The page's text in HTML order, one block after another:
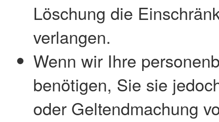
Löschung die
verlangen.
Wenn wir Ihre
benötigen, Sie sie
oder Geltendmachung